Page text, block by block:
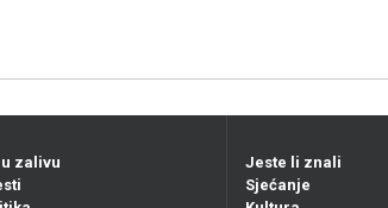
u zalivu
Jeste li znali
Sjećanje